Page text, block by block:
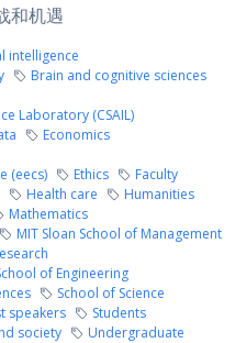
和机遇
intelligence
Brain and cognitive sciences
Laboratory (CSAIL)
Economics
(eecs)
Ethics
Faculty
Health care
Humanities
Mathematics
MIT Sloan School of Management
of Engineering
School of Science
speakers
Students
society
Undergraduate